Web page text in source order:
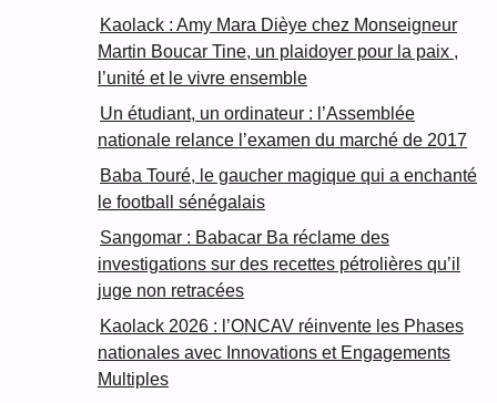
Kaolack : Amy Mara Dièye chez Monseigneur
Martin Boucar Tine, un plaidoyer pour la paix ,
l’unité et le vivre ensemble
Un étudiant, un ordinateur : l’Assemblée
nationale relance l’examen du marché de 2017
Baba Touré, le gaucher magique qui a enchanté
le football sénégalais
Sangomar : Babacar Ba réclame des
investigations sur des recettes pétrolières qu’il
juge non retracées
Kaolack 2026 : l’ONCAV réinvente les Phases
nationales avec Innovations et Engagements
Multiples